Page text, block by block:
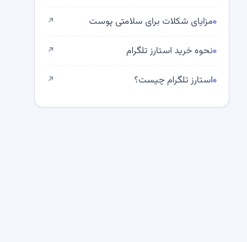
مزایای شکلات برای سلامتی پوست ↗
نحوه خرید استارز تلگرام ↗
استارز تلگرام چیست؟ ↗